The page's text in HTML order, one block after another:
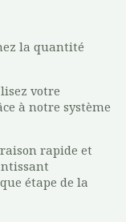
la quantité
votre
à notre système
rapide et
étape de la